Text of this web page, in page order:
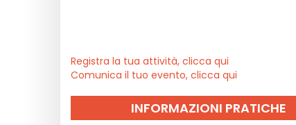
Registra la tua attività, clicca qui
Comunica il tuo evento, clicca qui
INFORMAZIONI PRATICHE